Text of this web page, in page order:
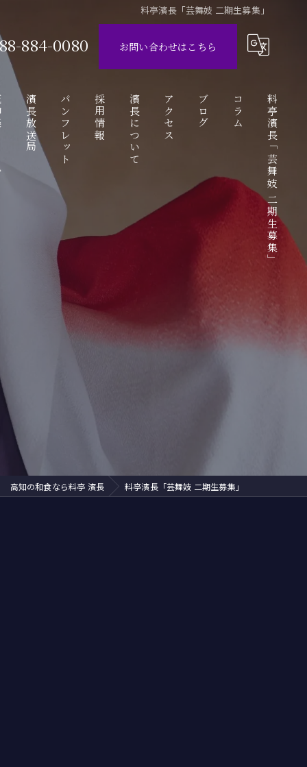
料亭濱長「芸舞妓 二期生募集」
884-0080 お問い合わせはこちら
濱長放送局
イベントリポート
パンフレット 採用情報
アルバイト応募フォーム
濱長について アクセス ブログ コラム 料亭濱長「芸舞妓 二期生募集」
高知の和食なら料亭 濱長 料亭濱長「芸舞妓 二期生募集」